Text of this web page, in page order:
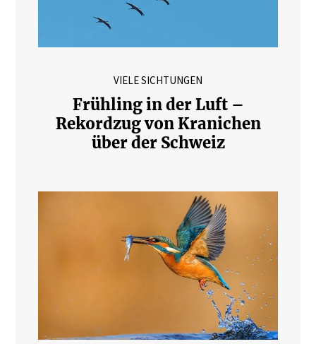
VIELE SICHTUNGEN
Frühling in der Luft –
Rekordzug von Kranichen
über der Schweiz